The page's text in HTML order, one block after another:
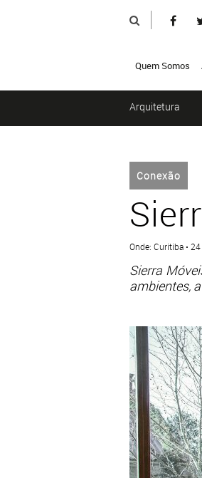
Quem Somos
Arquitetura
Conexão
Onde: Curitiba •
Sierra
ambientes,